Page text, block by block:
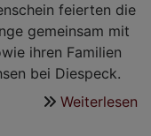
feierten die
gemeinsam mit
ihren Familien
bei Diespeck.
Weiterlesen